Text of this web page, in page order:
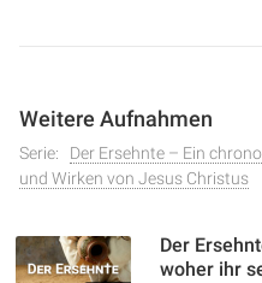
Weitere Aufnahmen
Serie:
Der Ersehnte – Ein
und Wirken von Jesus Christus
Der
woher ihr